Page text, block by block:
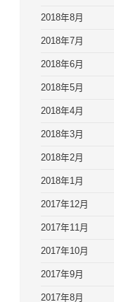
2018年8月
2018年7月
2018年6月
2018年5月
2018年4月
2018年3月
2018年2月
2018年1月
2017年12月
2017年11月
2017年10月
2017年9月
2017年8月